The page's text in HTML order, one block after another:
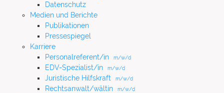
Datenschutz
Medien und Berichte
Publikationen
Pressespiegel
Karriere
Personalreferent/in
m/w/d
EDV-Spezialist/in m/w/d
Juristische Hilfskraft m/w/d
Rechtsanwalt/wältin m/w/d